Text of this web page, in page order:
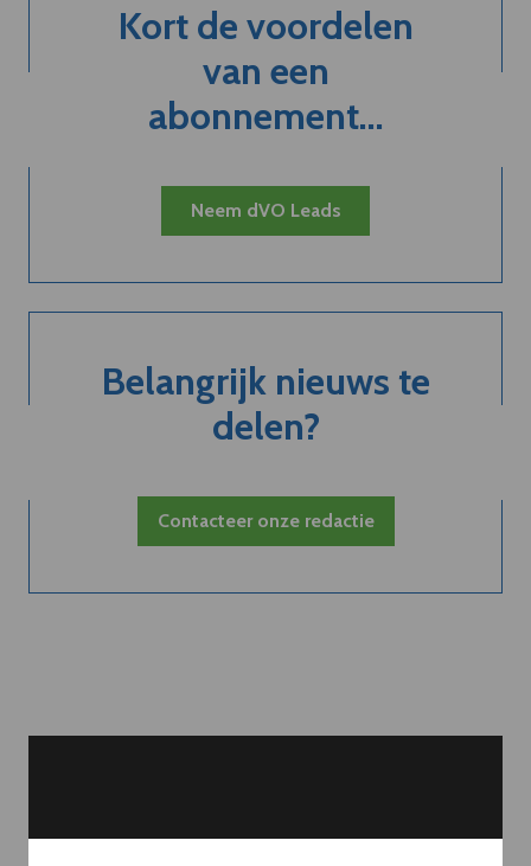
Kort de voordelen
van een
abonnement...
Neem dVO Leads
Belangrijk nieuws te
delen?
Contacteer onze redactie